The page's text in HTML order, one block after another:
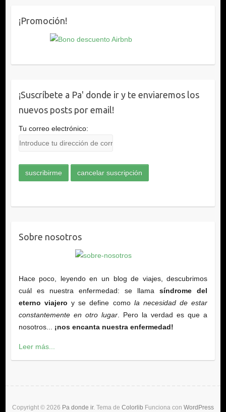
¡Promoción!
¡Suscríbete a Pa' donde ir y te enviaremos los
nuevos posts por email!
Tu correo electrónico:
Sobre nosotros
Hace poco, leyendo en un blog de viajes, descubrimos
cuál es nuestra enfermedad: se llamasíndrome del
eterno viajero y se define como la necesidad de estar
constantemente en otro lugar. Pero la verdad es que a
nosotros... ¡nos encanta nuestra enfermedad!
Leer más...
Copyright © 2026 Pa donde ir. Tema de Colorlib Funciona con WordPress